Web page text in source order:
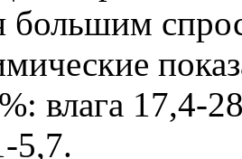
большим
влага 17,4-
5,7.